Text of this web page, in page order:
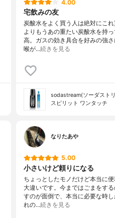
4.00
宅飲みの友
炭酸水をよく買う人は絶対にこ
よりもうあの重たい炭酸水を持
高。ガスの効き具合を好みの強さ
喉が…続きを見る
sodastream(ソーダスト
スピリット ワンタッチ
なりたあや
5.00
小さいけど頼りになる
ちょっとしたモノだけど本当に
大違いです。今まではごまをす
すのが面倒で、本当に必要な時
れの…続きを見る